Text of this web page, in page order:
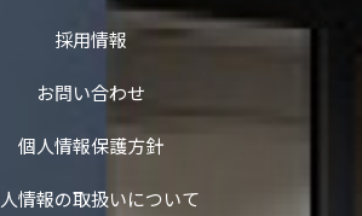
採用情報
お問い合わせ
個人情報保護方針
情報の取扱いについて